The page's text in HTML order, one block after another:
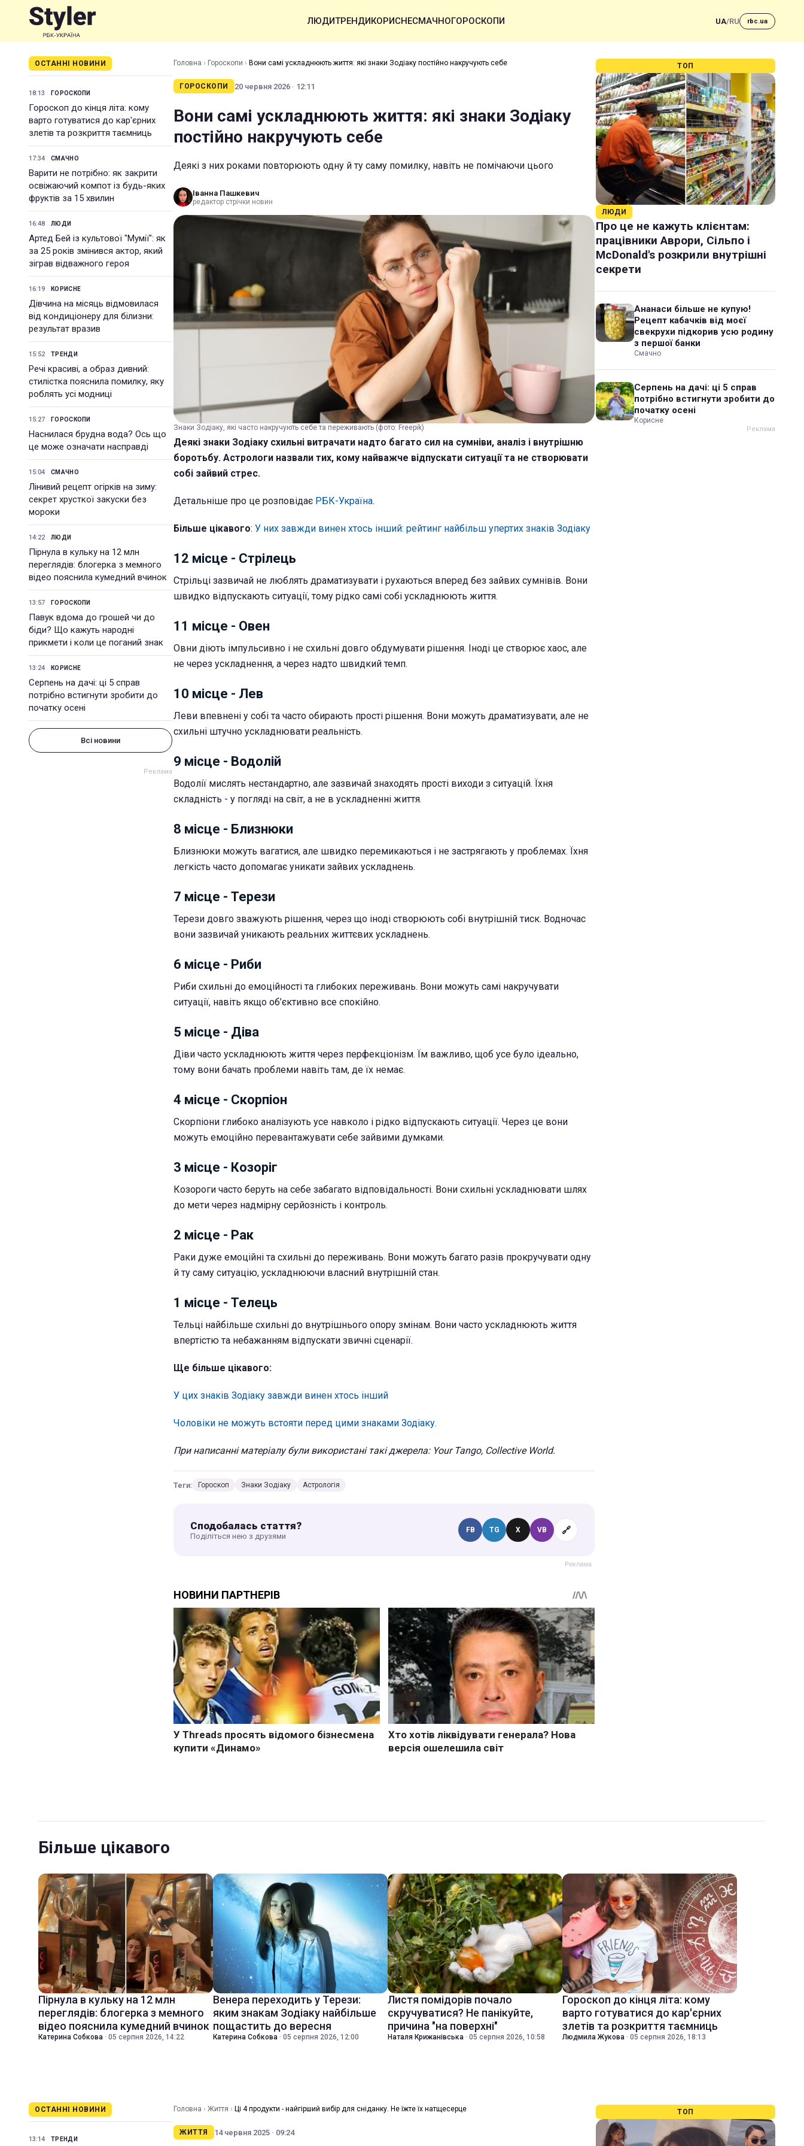
ЛЮДИТРЕНДИКОРИСНЕСМАЧНОГОРОСКОПИ UA/RU rbc.ua
ОСТАННІ НОВИНИ
18:13 ГОРОСКОПИ
Гороскоп до кінця літа: кому
варто готуватися до кар'єрних
злетів та розкриття таємниць
17:34 СМАЧНО
Варити не потрібно: як закрити
освіжаючий компот із будь-яких
фруктів за 15 хвилин
16:48 ЛЮДИ
Артед Бей із культової "Мумії": як
за 25 років змінився актор, який
зіграв відважного героя
16:19 КОРИСНЕ
Дівчина на місяць відмовилася
від кондиціонеру для білизни:
результат вразив
15:52 ТРЕНДИ
Речі красиві, а образ дивний:
стилістка пояснила помилку, яку
роблять усі модниці
15:27 ГОРОСКОПИ
Наснилася брудна вода? Ось що
це може означати насправді
15:04 СМАЧНО
Лінивий рецепт огірків на зиму:
секрет хрусткої закуски без
мороки
14:22 ЛЮДИ
Пірнула в кульку на 12 млн
переглядів: блогерка з мемного
відео пояснила кумедний вчинок
13:57 ГОРОСКОПИ
Павук вдома до грошей чи до
біди? Що кажуть народні
прикмети і коли це поганий знак
13:24 КОРИСНЕ
Серпень на дачі: ці 5 справ
потрібно встигнути зробити до
початку осені
Всі новини
Головна › Гороскопи › Вони самі ускладнюють життя: які знаки Зодіаку постійно накручують себе
ГОРОСКОПИ 20 червня 2026 · 12:11
Вони самі ускладнюють життя: які знаки Зодіаку
постійно накручують себе
Деякі з них роками повторюють одну й ту саму помилку, навіть не помічаючи цього
Іванна Пашкевич
редактор стрічки новин
Знаки Зодіаку, які часто накручують себе та переживають (фото: Freepik)
Деякі знаки Зодіаку схильні витрачати надто багато сил на сумніви, аналіз і внутрішню
боротьбу. Астрологи назвали тих, кому найважче відпускати ситуації та не створювати
собі зайвий стрес.
Детальніше про це розповідає РБК-Україна.
Більше цікавого: У них завжди винен хтось інший: рейтинг найбільш упертих знаків Зодіаку
12 місце - Стрілець
Стрільці зазвичай не люблять драматизувати і рухаються вперед без зайвих сумнівів. Вони
швидко відпускають ситуації, тому рідко самі собі ускладнюють життя.
11 місце - Овен
Овни діють імпульсивно і не схильні довго обдумувати рішення. Іноді це створює хаос, але
не через ускладнення, а через надто швидкий темп.
10 місце - Лев
Леви впевнені у собі та часто обирають прості рішення. Вони можуть драматизувати, але не
схильні штучно ускладнювати реальність.
9 місце - Водолій
Водолії мислять нестандартно, але зазвичай знаходять прості виходи з ситуацій. Їхня
складність - у погляді на світ, а не в ускладненні життя.
8 місце - Близнюки
Близнюки можуть вагатися, але швидко перемикаються і не застрягають у проблемах. Їхня
легкість часто допомагає уникати зайвих ускладнень.
7 місце - Терези
Терези довго зважують рішення, через що іноді створюють собі внутрішній тиск. Водночас
вони зазвичай уникають реальних життєвих ускладнень.
6 місце - Риби
Риби схильні до емоційності та глибоких переживань. Вони можуть самі накручувати
ситуації, навіть якщо об’єктивно все спокійно.
5 місце - Діва
Діви часто ускладнюють життя через перфекціонізм. Їм важливо, щоб усе було ідеально,
тому вони бачать проблеми навіть там, де їх немає.
4 місце - Скорпіон
Скорпіони глибоко аналізують усе навколо і рідко відпускають ситуації. Через це вони
можуть емоційно перевантажувати себе зайвими думками.
3 місце - Козоріг
Козороги часто беруть на себе забагато відповідальності. Вони схильні ускладнювати шлях
до мети через надмірну серйозність і контроль.
2 місце - Рак
Раки дуже емоційні та схильні до переживань. Вони можуть багато разів прокручувати одну
й ту саму ситуацію, ускладнюючи власний внутрішній стан.
1 місце - Телець
Тельці найбільше схильні до внутрішнього опору змінам. Вони часто ускладнюють життя
впертістю та небажанням відпускати звичні сценарії.
Ще більше цікавого:
У цих знаків Зодіаку завжди винен хтось інший
Чоловіки не можуть встояти перед цими знаками Зодіаку.
При написанні матеріалу були використані такі джерела: Your Tango, Collective World.
Теги: Гороскоп Знаки Зодіаку Астрологія
Сподобалась стаття?
Поділіться нею з друзями
FB TG X VB 🔗
ТОП
ЛЮДИ
Про це не кажуть клієнтам:
працівники Аврори, Сільпо і
McDonald's розкрили внутрішні
секрети
Ананаси більше не купую!
Рецепт кабачків від моєї
свекрухи підкорив усю родину
з першої банки
Смачно
Серпень на дачі: ці 5 справ
потрібно встигнути зробити до
початку осені
Корисне
Більше цікавого
Пірнула в кульку на 12 млн
переглядів: блогерка з мемного
відео пояснила кумедний вчинок
Катерина Собкова · 05 серпня 2026, 14:22
Венера переходить у Терези:
яким знакам Зодіаку найбільше
пощастить до вересня
Катерина Собкова · 05 серпня 2026, 12:00
Листя помідорів почало
скручуватися? Не панікуйте,
причина "на поверхні"
Наталя Крижанівська · 05 серпня 2026, 10:58
Гороскоп до кінця літа: кому
варто готуватися до кар'єрних
злетів та розкриття таємниць
Людмила Жукова · 05 серпня 2026, 18:13
ОСТАННІ НОВИНИ
13:14 ТРЕНДИ
Головна › Життя › Ці 4 продукти - найгірший вибір для сніданку. Не їжте їх натщесерце
ЖИТТЯ 14 червня 2025 · 09:24
ТОП